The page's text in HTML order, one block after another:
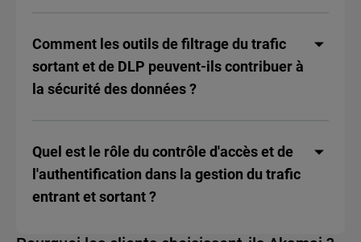
Comment les outils de filtrage du trafic
sortant et de DLP peuvent-ils contribuer à
la sécurité des données ?
Quel est le rôle du contrôle d'accès et de
l'authentification dans la gestion du trafic
entrant et sortant ?